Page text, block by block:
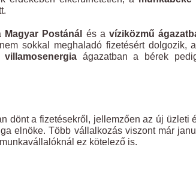
Magyar Postánál és a víziközmű
sokkal meghaladó fizetésért dolgozik,
villamosenergiaágazatban a bérek
dönt a fizetésekről, jellemzően az új üzleti
elnöke. Több vállalkozás viszont már
ez kötelező is.